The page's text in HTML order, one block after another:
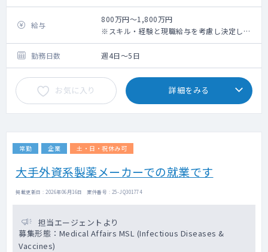
当社は救急データプラットフォーム（NEXT
Stage ER 全国大病院 70箇所以上に展開）を
通じて構築した医療機関との関係性を軸に、
オンコロジー、急性期、希少疾患などの疾患
領域を中心とした製薬企業向け医療データサ
ービスを展開している企業です。
本医療データサービスでは、電子カルテの
DPCデータ、検査データ、テキストデータ等
を統合し、NEXT Stage ERのデータも活用す
ることで、製薬企業向けにこれまで以上に充
案件増加に伴い、臨床経験及び、データ解
募集します。
弊社の医療データ事業部は、既存のサービス
り患者さん・医療機関・製薬会社へと価値を
提供し、社会に貢献することを目的としてい
給与
800万円～1,800万円
※スキル・経験と現職給与を考慮し決定しま
す
※週1～2回の臨床アルバイトの副業可
勤務日数 週4日～5日
お気に入り 詳細をみる
常勤 企業 土・日・祝休み可
大手外資系製薬メーカーでの就業です
掲載更新日 : 2026年06月16日 案件番号 : 25-JQ301774
担当エージェントより
募集形態：Medical Affairs MSL (Infectious Diseases &
Vaccines)